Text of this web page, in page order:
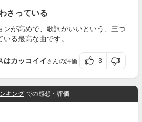
さっている
ンが高めで、歌詞がいいという、三つ
る最高な曲です。
はカッコイイ さんの評価 3
キング での感想・評価